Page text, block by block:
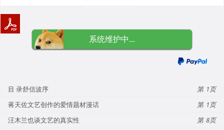
系统维护中...
目 录舒信波序
1
蒋天佐文艺创作的爱情题材漫话
1
汪木兰也谈文艺的真实性
8